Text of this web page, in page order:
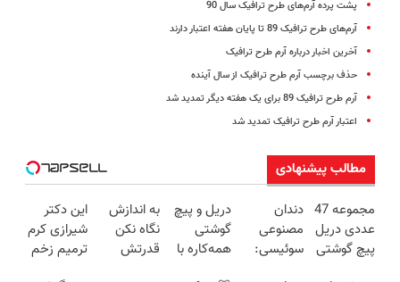
پشت پرده آرم‌های طرح ترافیک سال 90
آرم‌های طرح ترافیک 89 تا پایان هفته اعتبار دارند
آخرین اخبار درباره آرم طرح ترافیک
حذف برچسب آرم طرح ترافیک از سال آینده
آرم طرح ترافیک 89 برای یک هفته دیگر تمدید شد
اعتبار آرم طرح ترافیک تمدید شد
مطالب پیشنهادی
مجموعه 47
عددی دریل
پیچ گوشتی
دندان
مصنوعی
سوئیسی:
دریل و پیچ
گوشتی
همه‌کاره با
به اندازش
نگاه نکن
قدرتش
این دکتر
شیرازی کرم
ترمیم زخم